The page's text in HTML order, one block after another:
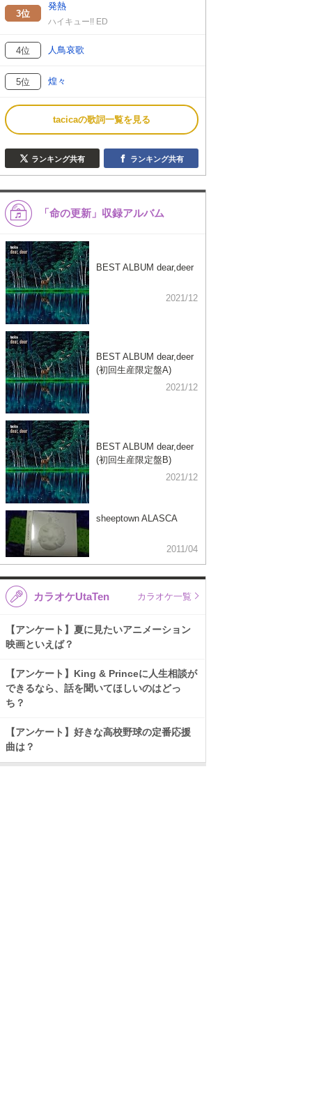
3位
発熱
ハイキュー!! ED
4位 人鳥哀歌
5位 煌々
tacicaの歌詞一覧を見る
ランキング共有 ランキング共有
「命の更新」収録アルバム
BEST ALBUM dear,deer
2021/12
BEST ALBUM dear,deer
(初回生産限定盤A)
2021/12
BEST ALBUM dear,deer
(初回生産限定盤B)
2021/12
sheeptown ALASCA
2011/04
カラオケUtaTen カラオケ一覧
【アンケート】夏に見たいアニメーション
映画といえば？
【アンケート】King & Princeに人生相談が
できるなら、話を聞いてほしいのはどっ
ち？
【アンケート】好きな高校野球の定番応援
曲は？